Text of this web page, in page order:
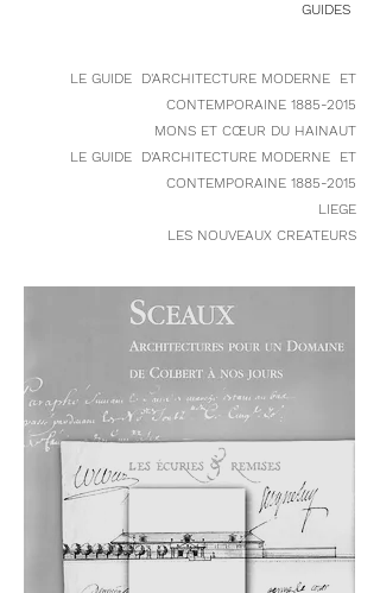
GUIDES
LE GUIDE D'ARCHITECTURE MODERNE ET
CONTEMPORAINE 1885-2015
MONS ET CŒUR DU HAINAUT
LE GUIDE D'ARCHITECTURE MODERNE ET
CONTEMPORAINE 1885-2015
LIEGE
LES NOUVEAUX CREATEURS